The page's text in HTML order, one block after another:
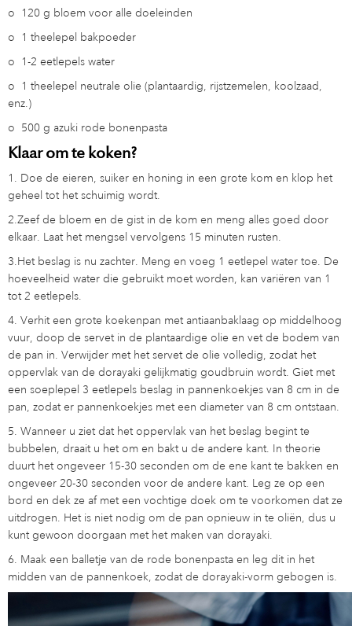
o
120 g bloem voor alle doeleinden
o
1 theelepel bakpoeder
o
1-2 eetlepels water
o
1 theelepel neutrale olie (plantaardig, rijstzemelen, koolzaad,
enz.)
o 500 g azuki rode bonenpasta
Klaar om te koken?
1. Doe de eieren, suiker en honing in een grote kom en klop het
geheel tot het schuimig wordt.
2.Zeef de bloem en de gist in de kom en meng alles goed door
elkaar. Laat het mengsel vervolgens 15 minuten rusten.
3.Het beslag is nu zachter. Meng en voeg 1 eetlepel water toe. De
hoeveelheid water die gebruikt moet worden, kan variëren van 1
tot 2 eetlepels.
4. Verhit een grote koekenpan met antiaanbaklaag op middelhoog
vuur, doop de servet in de plantaardige olie en vet de bodem van
de pan in. Verwijder met het servet de olie volledig, zodat het
oppervlak van de dorayaki gelijkmatig goudbruin wordt. Giet met
een soeplepel 3 eetlepels beslag in pannenkoekjes van 8 cm in de
pan, zodat er pannenkoekjes met een diameter van 8 cm ontstaan.
5. Wanneer u ziet dat het oppervlak van het beslag begint te
bubbelen, draait u het om en bakt u de andere kant. In theorie
duurt het ongeveer 15-30 seconden om de ene kant te bakken en
ongeveer 20-30 seconden voor de andere kant. Leg ze op een
bord en dek ze af met een vochtige doek om te voorkomen dat ze
uitdrogen. Het is niet nodig om de pan opnieuw in te oliën, dus u
kunt gewoon doorgaan met het maken van dorayaki.
6. Maak een balletje van de rode bonenpasta en leg dit in het
midden van de pannenkoek, zodat de dorayaki-vorm gebogen is.